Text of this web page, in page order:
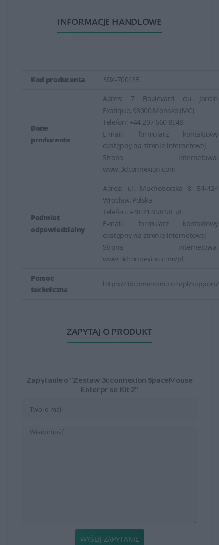
INFORMACJE HANDLOWE
Kod producenta 3DX-700135
Dane
producenta
Adres: 7 Boulevard du Jardin
Exotique, 98000 Monako (MC)
Telefon: +44 207 660 8549
E-mail: formularz kontaktowy
dostępny na stronie internetowej
Strona internetowa:
www.3dconnexion.com
Podmiot
odpowiedzialny
Adres: ul. Muchoborska 8, 54-424
Wrocław, Polska
Telefon: +48 71 358 58 58
E-mail: formularz kontaktowy
dostępny na stronie internetowej
Strona internetowa:
www.3dconnexion.com/pl
Pomoc
techniczna
https://3dconnexion.com/pl/support/
ZAPYTAJ O PRODUKT
Zapytanie o "Zestaw 3dconnexion SpaceMouse
Enterprise Kit 2"
WYŚLIJ ZAPYTANIE